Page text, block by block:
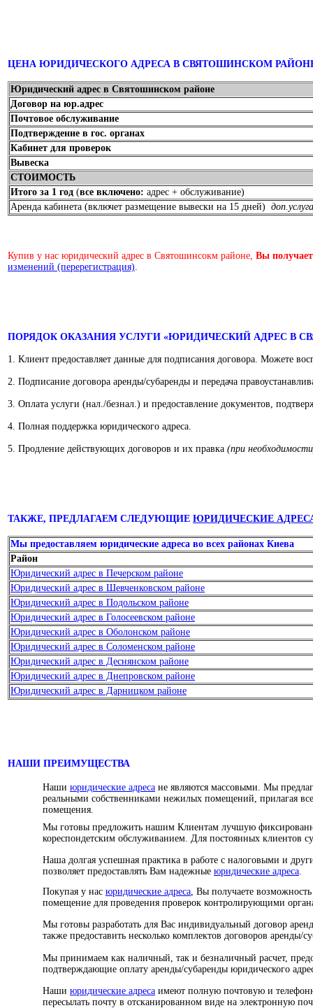
ЦЕНА ЮРИДИЧЕСКОГО АДРЕСА В СВЯТОШИНСКОМ
Юридический адрес в Святошинском районе
Договор на юр.адрес
Почтовое обслуживание
Подтверждение в гос. органах
Кабинет для проверок
Вывеска
СТОИМОСТЬ
Итого за 1 год (все включено: адрес + обслуживание)
Аренда кабинета (включет размещение вывески на 15 дней) доп.услуга
Купив у нас юридический адрес в Святошинсокм районе, Вы
изменений (перерегистрация)
ПОРЯДОК ОКАЗАНИЯ УСЛУГИ «ЮРИДИЧЕСКИЙ АДРЕС В
1. Клиент предоставляет данные для подписания договора. Можете
2. Подписание договора аренды/субаренды и передача
3. Оплата услуги (нал./безнал.) и предоставление документов,
4. Полная поддержка юридического адреса.
5. Продление действующих договоров и их правка (при
ТАКЖЕ, ПРЕДЛАГАЕМ СЛЕДУЮЩИЕ ЮРИДИЧЕСКИЕ
Мы предоставляем юридические адреса во всех районах Киева
Район
Юридический адрес в Печерском районе
Юридический адрес в Шевченковском районе
Юридический адрес в Подольском районе
Юридический адрес в Голосеевском районе
Юридический адрес в Оболонском районе
Юридический адрес в Соломенском районе
Юридический адрес в Деснянском районе
Юридический адрес в Днепровском районе
Юридический адрес в Дарницком районе
НАШИ ПРЕИМУЩЕСТВА
Наши юридические адреса не являются массовыми. Мы
реальными собственниками нежилых помещений, прилагая
помещения.
Мы готовы предложить нашим Клиентам лучшую
кореспондетским обслуживанием. Для постоянных клиентов
Наша долгая успешная практика в работе с налоговыми и
позволяет предоставлять Вам надежные юридические адреса
Покупая у нас юридические адреса , Вы получаете
помещение для проведения проверок контролирующими
Мы готовы разработать для Вас индивидуальный договор
также предоставить несколько комплектов договоров аренды/
Мы принимаем как наличный, так и безналичный расчет,
подтверждающие оплату аренды/субаренды юридического
Наши юридические адреса имеют полную почтовую и
пересылать почту в отсканированном виде на электронную